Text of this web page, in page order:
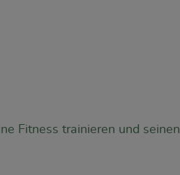
Fitness trainieren und seinen